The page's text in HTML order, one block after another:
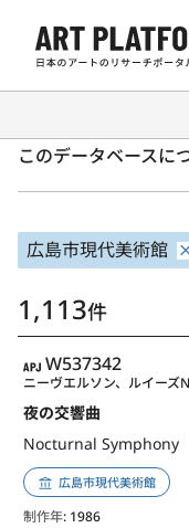
全国美術館収
このデータベースに
広島市現代美術館
1,113件
APJ
W537342
夜の交響曲
Nocturnal Symphony
ニーヴエルソン、ルイーズ
広島市現代美術館
制作年: 1986